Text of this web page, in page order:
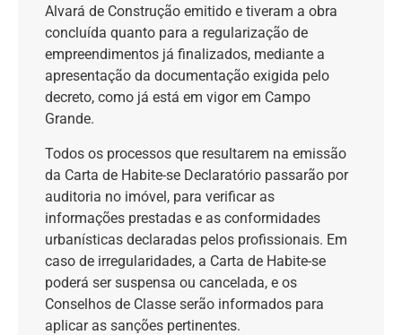
Alvará de Construção emitido e tiveram a obra
concluída quanto para a regularização de
empreendimentos já finalizados, mediante a
apresentação da documentação exigida pelo
decreto, como já está em vigor em Campo
Grande.
Todos os processos que resultarem na emissão
da Carta de Habite-se Declaratório passarão por
auditoria no imóvel, para verificar as
informações prestadas e as conformidades
urbanísticas declaradas pelos profissionais. Em
caso de irregularidades, a Carta de Habite-se
poderá ser suspensa ou cancelada, e os
Conselhos de Classe serão informados para
aplicar as sanções pertinentes.